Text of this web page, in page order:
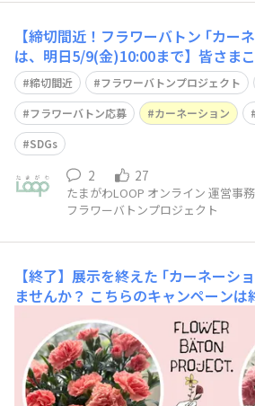
【締切間近！フラワーバトン ｢カー
は、明日5/9(金)10:00まで】皆さま
局です。いつもたまがわLOOPオンラ
き、また、フラワーバトンプロジェ
ントを投稿いただき誠にありがとうござい
ーション｣ のご応募は
締切間近 フラワーバトンプロジェクト
フラワーバトン応募
カーネーション
SDGs
2 27
たまがわLOOP オンライン 運営事
フラワーバトンプロジェクト
【終了】展示を終えた ｢カーネーシ
ませんか？ こちらのキャンペーンは
ワーバトンプロジェクト抽選で30名
ン｣ をプレゼント！今回ご用意する
※画像はイメージです［ 左 (オレ
ーベット／右 (ピンク)：感謝の気
5年5月9日(金)10:00まで◆